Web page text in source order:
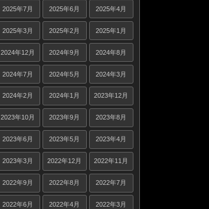
2025年7月 2025年6月 2025年4月
2025年3月 2025年2月 2025年1月
2024年12月 2024年9月 2024年8月
2024年7月 2024年5月 2024年3月
2024年2月 2024年1月 2023年12月
2023年10月 2023年9月 2023年8月
2023年6月 2023年5月 2023年4月
2023年3月 2022年12月 2022年11月
2022年9月 2022年8月 2022年7月
2022年6月 2022年4月 2022年3月